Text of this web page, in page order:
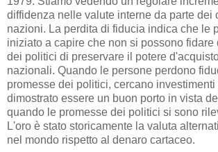
diffidenza nelle valute interne da parte dei
nazioni. La perdita di fiducia indica che le
iniziato a capire che non si possono fidare
dei politici di preservare il potere
nazionali. Quando le persone perdono
promesse dei politici, cercano investimenti
dimostrato essere un buon porto in vista
quando le promesse dei politici si sono
L'oro è stato storicamente la valuta
nel mondo rispetto al denaro cartaceo.